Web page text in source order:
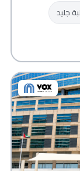
جليد